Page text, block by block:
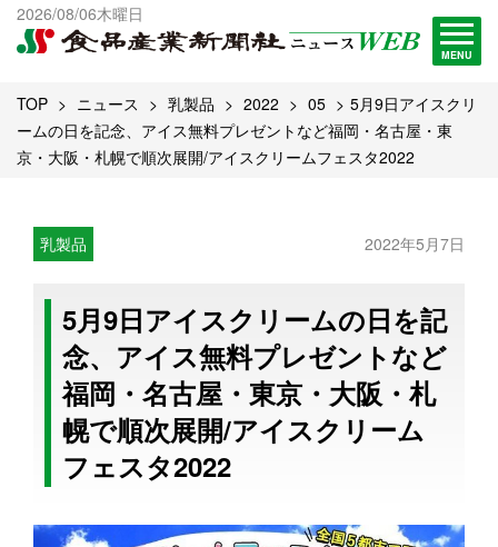
2026/08/06木曜日
MENU
出版物一覧へ
試読・購読申し込み
TOP ニュース 乳製品 2022 05
5月9日アイスクリ
ームの日を記念、アイス無料プレゼントなど福岡・名古屋・東
京・大阪・札幌で順次展開/アイスクリームフェスタ2022
乳製品 2022年5月7日
5月9日アイスクリームの日を記
念、アイス無料プレゼントなど
福岡・名古屋・東京・大阪・札
幌で順次展開/アイスクリーム
フェスタ2022